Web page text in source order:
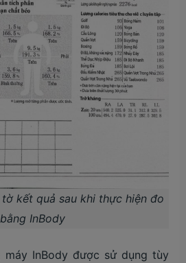
kết quả sau khi thực hiện đo
bằng InBody
máy InBody được sử dụng tùy